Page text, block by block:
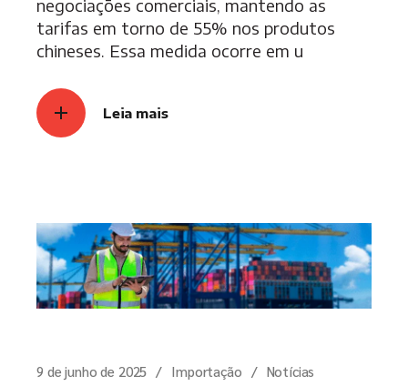
negociações comerciais, mantendo as
tarifas em torno de 55% nos produtos
chineses. Essa medida ocorre em u
Leia mais
9 de junho de 2025 Importação Notícias